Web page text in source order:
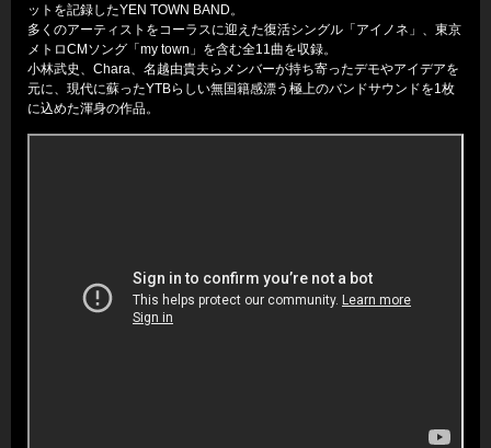
ットを記録したYEN TOWN BAND。
多くのアーティストをコーラスに迎えた復活シングル「アイノネ」、東京
メトロCMソング「my town」を含む全11曲を収録。
小林武史、Chara、名越由貴夫らメンバーが持ち寄ったデモやアイデアを
元に、現代に蘇ったYTBらしい無国籍感漂う極上のバンドサウンドを1枚
に込めた渾身の作品。